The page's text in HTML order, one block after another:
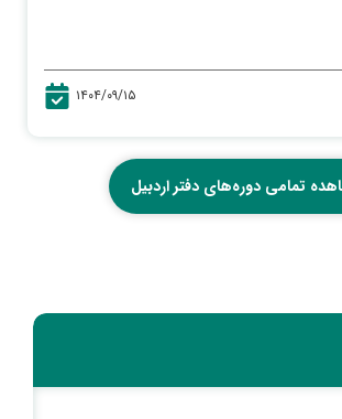
۱۴۰۴/۰۹/۱۵
تمامی دوره‌های دفتر اردبیل